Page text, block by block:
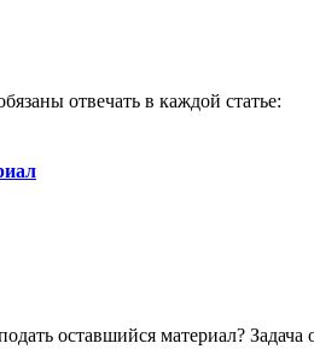
отвечать в каждой статье:
оставшийся материал? Задача